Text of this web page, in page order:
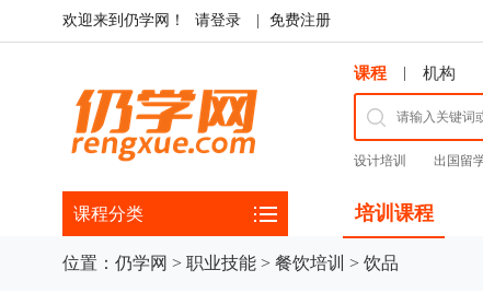
欢迎来到仍学网！ 请登录 免费注册
课程 | 机构
设计培训 出国留
课程分类 培训课程
位置： 仍学网 > 职业技能 > 餐饮培训 > 饮品